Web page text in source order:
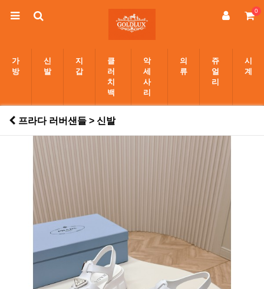
0
가
방
신
발
지
갑
클
러
치
백
악
세
사
리
의
류
쥬
얼
리
시
계
프라다 러버샌들 > 신발